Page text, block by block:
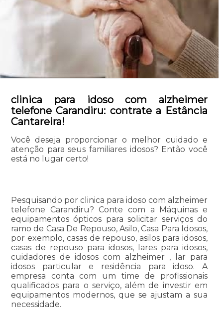
clinica para idoso com alzheimer
telefone Carandiru: contrate a Estância
Cantareira!
Você deseja proporcionar o melhor cuidado e
atenção para seus familiares idosos? Então você
está no lugar certo!
Pesquisando por clinica para idoso com alzheimer
telefone Carandiru? Conte com a Máquinas e
equipamentos ópticos para solicitar serviços do
ramo de Casa De Repouso, Asilo, Casa Para Idosos,
por exemplo, casas de repouso, asilos para idosos,
casas de repouso para idosos, lares para idosos,
cuidadores de idosos com alzheimer , lar para
idosos particular e residência para idoso. A
empresa conta com um time de profissionais
qualificados para o serviço, além de investir em
equipamentos modernos, que se ajustam a sua
necessidade.